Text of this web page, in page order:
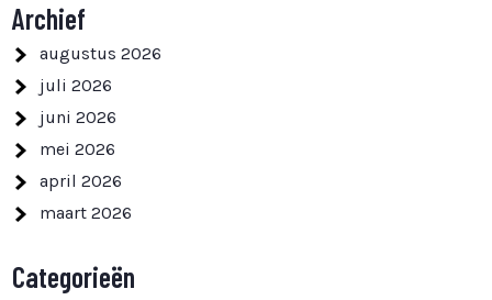
Archief
augustus 2026
juli 2026
juni 2026
mei 2026
april 2026
maart 2026
Categorieën